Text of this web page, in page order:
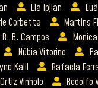
Lia Ipjian
Corbetta
Martins
B. Campos
Núbia Vitorino
Kalil
Rafaela
Vinholo
Rodolfo